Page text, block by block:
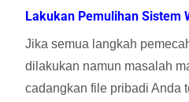
Lakukan Pemulihan Sistem
Jika semua langkah
dilakukan namun masalah
cadangkan file pribadi Anda